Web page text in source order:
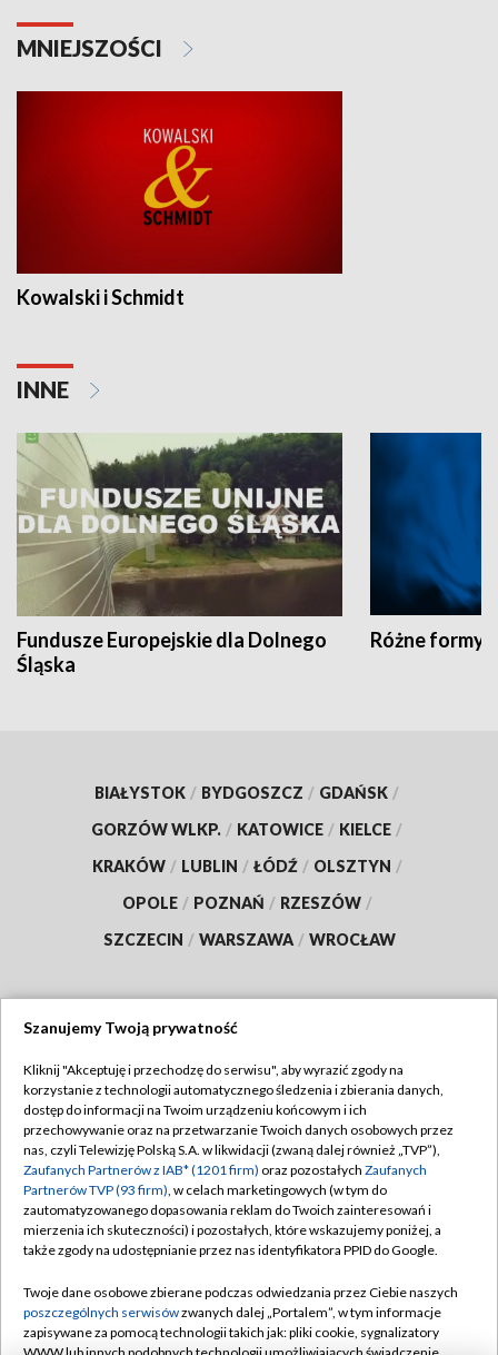
MNIEJSZOŚCI
Kowalski i Schmidt
INNE
Fundusze Europejskie dla Dolnego
Śląska
Różne formy
BIAŁYSTOK / BYDGOSZCZ / GDAŃSK /
GORZÓW WLKP. / KATOWICE / KIELCE /
KRAKÓW / LUBLIN / ŁÓDŹ / OLSZTYN /
OPOLE / POZNAŃ / RZESZÓW /
SZCZECIN / WARSZAWA / WROCŁAW
TVP
Abonament TVP
Emisja w TVP
Centrum informacji TVP
Naziemna Telewizja Cyfrowa
Rada Programowa
System NOS
Regulamin TVP
Polityka prywatności
Moje zgody
Pomoc
Kontakt
Szanujemy Twoją prywatność
Kliknij "Akceptuję i przechodzę do serwisu", aby wyrazić zgody na
korzystanie z technologii automatycznego śledzenia i zbierania danych,
dostęp do informacji na Twoim urządzeniu końcowym i ich
przechowywanie oraz na przetwarzanie Twoich danych osobowych przez
nas, czyli Telewizję Polską S.A. w likwidacji (zwaną dalej również „TVP”),
Zaufanych Partnerów z IAB* (1201 firm) oraz pozostałych Zaufanych
Partnerów TVP (93 firm), w celach marketingowych (w tym do
zautomatyzowanego dopasowania reklam do Twoich zainteresowań i
mierzenia ich skuteczności) i pozostałych, które wskazujemy poniżej, a
także zgody na udostępnianie przez nas identyfikatora PPID do Google.
Twoje dane osobowe zbierane podczas odwiedzania przez Ciebie naszych
poszczególnych serwisówzwanych dalej „Portalem”, w tym informacje
zapisywane za pomocą technologii takich jak: pliki cookie, sygnalizatory